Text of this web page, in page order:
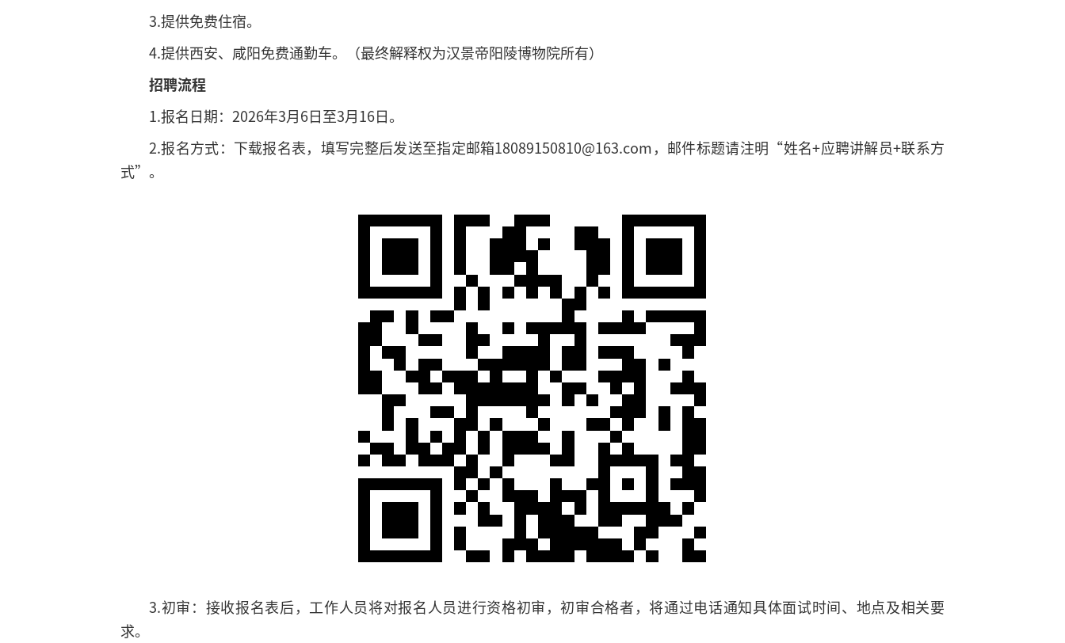
3.提供免费住宿。
4.提供西安、咸阳免费通勤车。（最终解释权为汉景帝阳陵博物院所有）
招聘流程
1.报名日期：2026年3月6日至3月16日。
2.报名方式：下载报名表，填写完整后发送至指定邮箱18089150810@163.com，邮件标题请注明“姓名+应聘讲解员+联系方
式”。
3.初审：接收报名表后，工作人员将对报名人员进行资格初审，初审合格者，将通过电话通知具体面试时间、地点及相关要
求。